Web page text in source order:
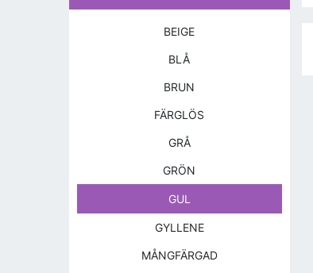
BEIGE
BLÅ
BRUN
FÄRGLÖS
GRÅ
GRÖN
GUL
GYLLENE
MÅNGFÄRGAD